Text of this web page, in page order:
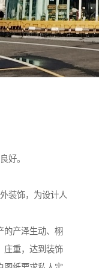
好。
装饰，为设计人
的产泽生动、栩
庄重，达到装饰